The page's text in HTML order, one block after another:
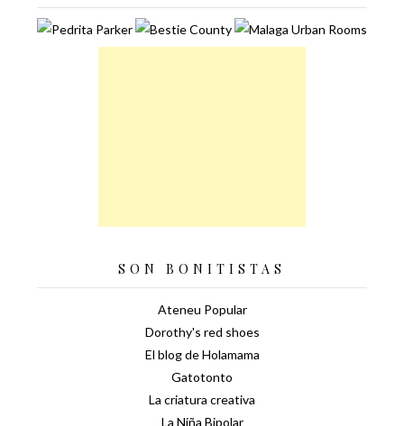
SON BONITISTAS
Ateneu Popular
Dorothy's red shoes
El blog de Holamama
Gatotonto
La criatura creativa
La Niña Bipolar